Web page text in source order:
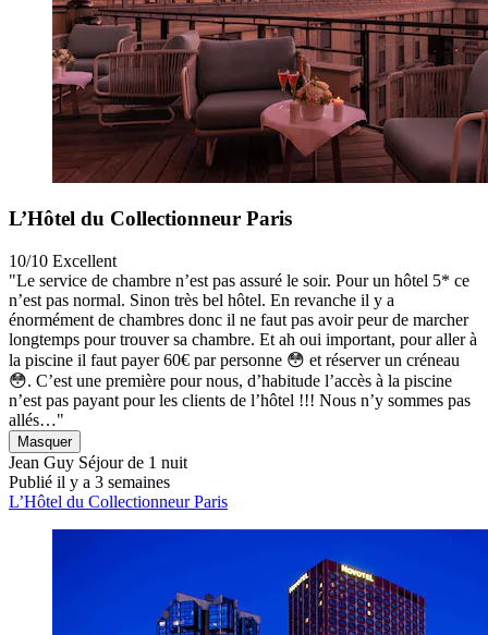
L’Hôtel du Collectionneur Paris
10/10 Excellent
"Le service de chambre n’est pas assuré le soir. Pour un hôtel 5* ce
n’est pas normal. Sinon très bel hôtel. En revanche il y a
énormément de chambres donc il ne faut pas avoir peur de marcher
longtemps pour trouver sa chambre. Et ah oui important, pour aller à
la piscine il faut payer 60€ par personne 😳 et réserver un créneau
😳. C’est une première pour nous, d’habitude l’accès à la piscine
n’est pas payant pour les clients de l’hôtel !!! Nous n’y sommes pas
allés…"
Masquer
Jean Guy Séjour de 1 nuit
Publié il y a 3 semaines
L’Hôtel du Collectionneur Paris